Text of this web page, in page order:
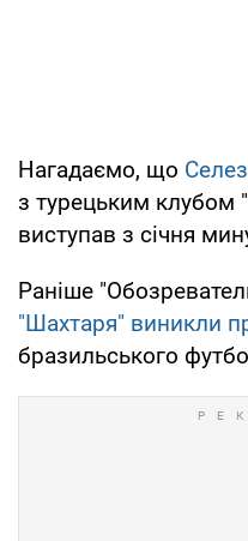
Нагадаємо, що
з турецьким клубом
виступав з січня
Раніше
"Шахтаря" виникли
бразильського